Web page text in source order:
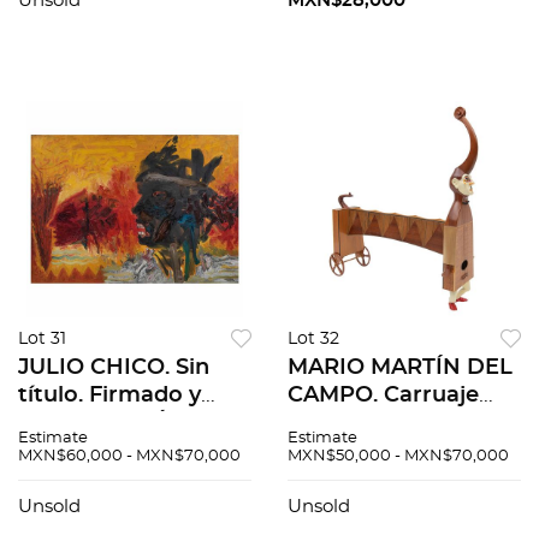
Lot 31
JULIO CHICO. Sin
título. Firmado y
sobre tela. 120 x 172.5
Estimate
MXN$60,000 - MXN$70,000
Unsold
Lot 32
MARIO MARTÍN DEL
CAMPO. Carruaje
Escultura en madera
78 x 86 x 25 cm
Estimate
MXN$50,000 - MXN$70,000
Unsold